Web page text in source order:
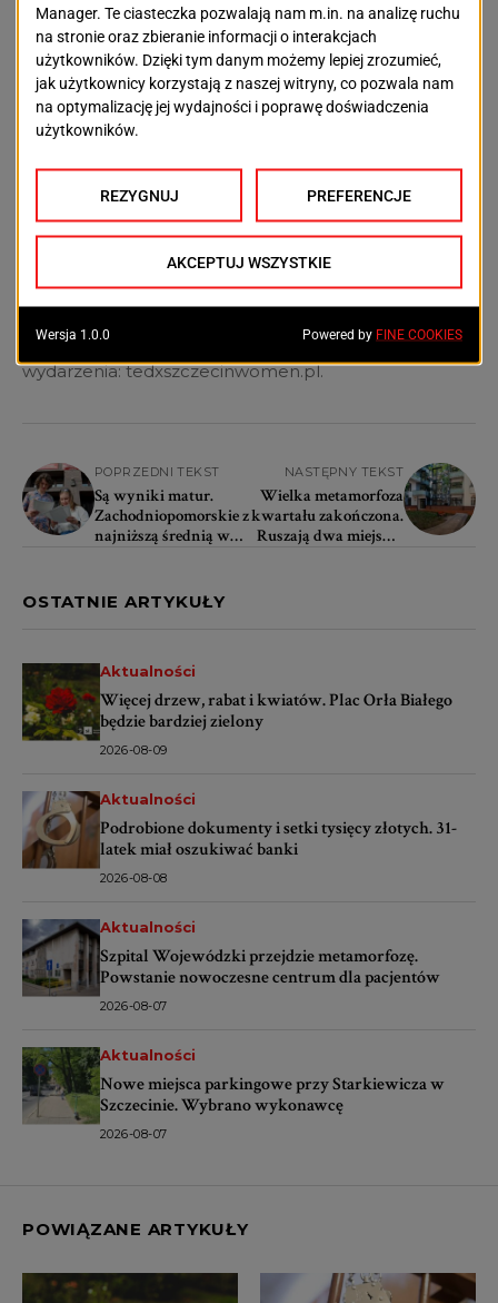
zespołu lokalnych pasjonatów, którzy chcą budować
przestrzeń wymiany myśli i doświadczeń. Ich celem
jest pokazanie, że wielkie idee mogą rodzić się także
lokalnie – wśród ludzi działających w swoim mieście.
wydarzeniem dla wszystkich, którzy chcą zatrzymać
się na chwilę, posłuchać innych historii i znaleźć własny
kierunek. Być może jedna rozmowa, jedno
wystąpienie albo jedna nowa myśl stanie się
początkiem kolejnej ważnej zmiany.
Evenea. Więcej informacji znajduje się na stronie
wydarzenia: tedxszczecinwomen.pl.
POPRZEDNI TEKST
Są wyniki matur.
Zachodniopomorskie z
najniższą średnią w
NASTĘPNY TEKST
Wielka metamorfoza
kwartału zakończona.
Ruszają dwa miejskie
OSTATNIE ARTYKUŁY
Aktualności
Więcej drzew, rabat i kwiatów. Plac Orła Białego
będzie bardziej zielony
2026-08-09
Aktualności
Podrobione dokumenty i setki tysięcy złotych. 31-
latek miał oszukiwać banki
2026-08-08
Aktualności
Szpital Wojewódzki przejdzie metamorfozę.
Powstanie nowoczesne centrum dla pacjentów
2026-08-07
Aktualności
Nowe miejsca parkingowe przy Starkiewicza w
Szczecinie. Wybrano wykonawcę
2026-08-07
POWIĄZANE ARTYKUŁY